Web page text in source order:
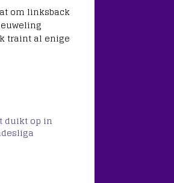
om linksback
traint al enige
duikt op in